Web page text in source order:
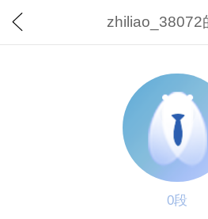
zhiliao_38072
0段